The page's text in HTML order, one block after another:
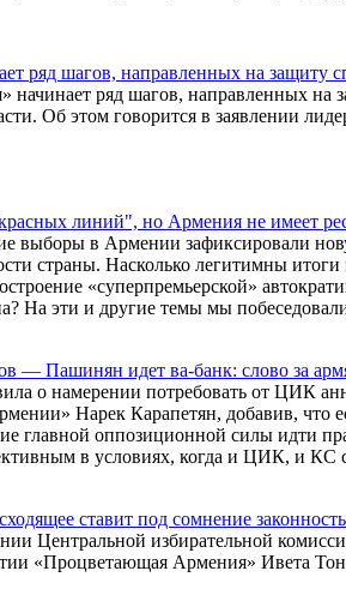
ряд шагов, направленных на защиту
ряд шагов, направленных на
Об этом говорится в заявлении
линий", но Армения не имеет
выборы в Армении зафиксировали
страны. Насколько легитимны
«суперпремьерской»
На эти и другие темы мы
— Пашинян идет ва-банк: слово за
о намерении потребовать от ЦИК
Нарек Карапетян, добавив, что
главной оппозиционной силы идти
в условиях, когда и ЦИК, и
ставит под сомнение законность
Центральной избирательной
«Процветающая Армения» Ивета